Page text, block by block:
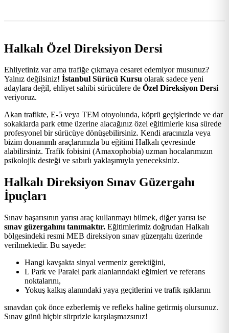
Halkalı Özel Direksiyon Dersi
Ehliyetiniz var ama trafiğe çıkmaya cesaret edemiyor musunuz?
Yalnız değilsiniz! İstanbul Sürücü Kursu olarak sadece yeni
adaylara değil, ehliyet sahibi sürücülere de Özel Direksiyon Dersi
veriyoruz.
Akan trafikte, E-5 veya TEM otoyolunda, köprü geçişlerinde ve dar
sokaklarda park etme üzerine alacağınız özel eğitimlerle kısa sürede
profesyonel bir sürücüye dönüşebilirsiniz. Kendi aracınızla veya
bizim donanımlı araçlarımızla bu eğitimi Halkalı çevresinde
alabilirsiniz. Trafik fobisini (Amaxophobia) uzman hocalarımızın
psikolojik desteği ve sabırlı yaklaşımıyla yeneceksiniz.
Halkalı Direksiyon Sınav Güzergahı
İpuçları
Sınav başarısının yarısı araç kullanmayı bilmek, diğer yarısı ise
sınav güzergahını tanımaktır. Eğitimlerimiz doğrudan Halkalı
bölgesindeki resmi MEB direksiyon sınav güzergahı üzerinde
verilmektedir. Bu sayede:
Hangi kavşakta sinyal vermeniz gerektiğini,
L Park ve Paralel park alanlarındaki eğimleri ve referans
noktalarını,
Yokuş kalkış alanındaki yaya geçitlerini ve trafik ışıklarını
sınavdan çok önce ezberlemiş ve refleks haline getirmiş olursunuz.
Sınav günü hiçbir sürprizle karşılaşmazsınız!